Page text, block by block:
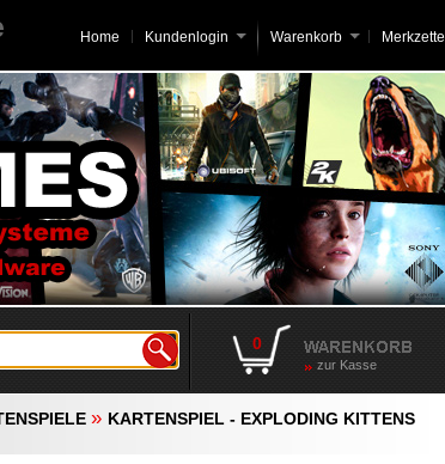
Home Kundenlogin Merkzettel
Warenkorb
0
zur Kasse
» KARTENSPIEL - EXPLODING KITTENS